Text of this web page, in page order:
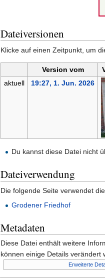
Dateiversionen
Klicke auf einen Zeitpunkt, um
Version vom
aktuell
19:27, 1. Jun. 2026
Du kannst diese Datei nicht
Dateiverwendung
Die folgende Seite verwendet
Grodener Friedhof
Metadaten
Diese Datei enthält weitere
können einige Details verändert
Erweiterte